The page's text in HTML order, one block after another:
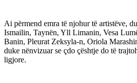
Ai përmend emra të njohur të artistëve,
Ismailin, Taynën, Yll Limanin, Vesa
Banin, Pleurat Zeksyla-n, Oriola
duke nënvizuar se çdo çështje do të
ligjore.